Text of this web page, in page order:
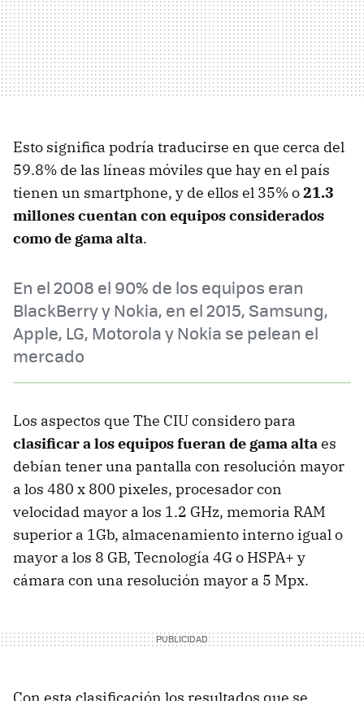
Esto significa podría traducirse en que cerca del
59.8% de las líneas móviles que hay en el país
tienen un smartphone, y de ellos el 35% o21.3
millones cuentan con equipos considerados
como de gama alta.
En el 2008 el 90% de los equipos eran
BlackBerry y Nokia, en el 2015, Samsung,
Apple, LG, Motorola y Nokia se pelean el
mercado
Los aspectos que The CIU considero para
clasificar a los equipos fueran de gama altaes
debían tener una pantalla con resolución mayor
a los 480 x 800 pixeles, procesador con
velocidad mayor a los 1.2 GHz, memoria RAM
superior a 1Gb, almacenamiento interno igual o
mayor a los 8 GB, Tecnología 4G o HSPA+ y
cámara con una resolución mayor a 5 Mpx.